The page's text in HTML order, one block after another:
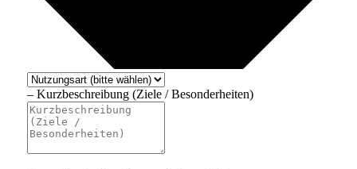
– Kurzbeschreibung (Ziele / Besonderheiten)